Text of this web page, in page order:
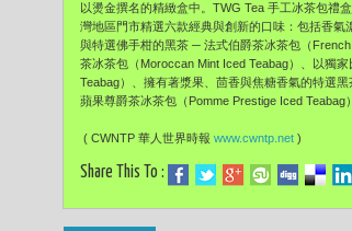
以燙金撰名的精緻盒中。TWG Tea 手工冰茶包禮
灣地區門市精選六款經典與創新的口味：包括香氣
與特選佛手柑的黑茶 ─ 法式伯爵茶冰茶包（
茶冰茶包（Moroccan Mint Iced Teabag）、以獨
Teabag）、擁有著漿果、茴香與焦糖香氣的特選
蘋果尊爵茶冰茶包（Pomme Prestige Iced
( CWNTP 華人世界時報 www.cwntp.net )
Share This To :